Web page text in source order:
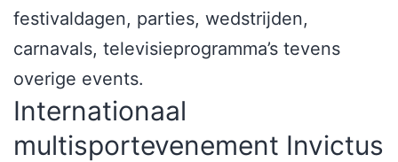
festivaldagen, parties, wedstrijden,
carnavals, televisieprogramma’s tevens
overige events.
Internationaal
multisportevenement Invictus